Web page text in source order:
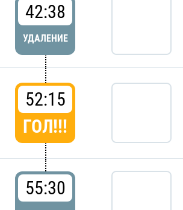
42:38
УДАЛЕНИЕ
52:15
ГОЛ!!!
55:30